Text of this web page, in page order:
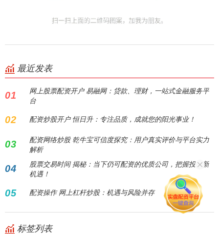
最近发表
01
网上股票配资开户 易融网：贷款、理财，一站式金融服务平
台
02 配资炒股开户 恒日升：专注品质，成就您的阳光事业！
03
配资网络炒股 乾牛宝可信度探究：用户真实评价与平台实力
解析
04
股票交易时间 揭秘：当下仍可配资的优质公司，把握投资新
机遇！
05 配资操作 网上杠杆炒股：机遇与风险并存
标签列表